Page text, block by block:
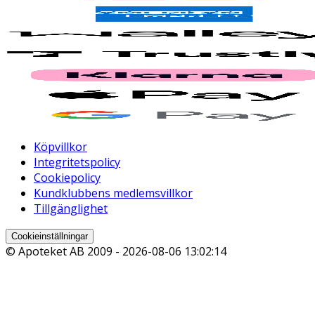
Köpvillkor
Integritetspolicy
Cookiepolicy
Kundklubbens medlemsvillkor
Tillgänglighet
Cookieinställningar
© Apoteket AB 2009 - 2026-08-06 13:02:14